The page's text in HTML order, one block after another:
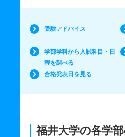
受験アドバイス
学部学科から入試科目・日
程を調べる
合格発表日を見る
福井大学の各学